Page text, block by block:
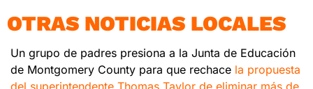
OTRAS NOTICIAS LOCALES
Un grupo de padres presiona a la Junta de Educación
de Montgomery County para que rechace la propuesta
del superintendente Thomas Taylor de eliminar más de